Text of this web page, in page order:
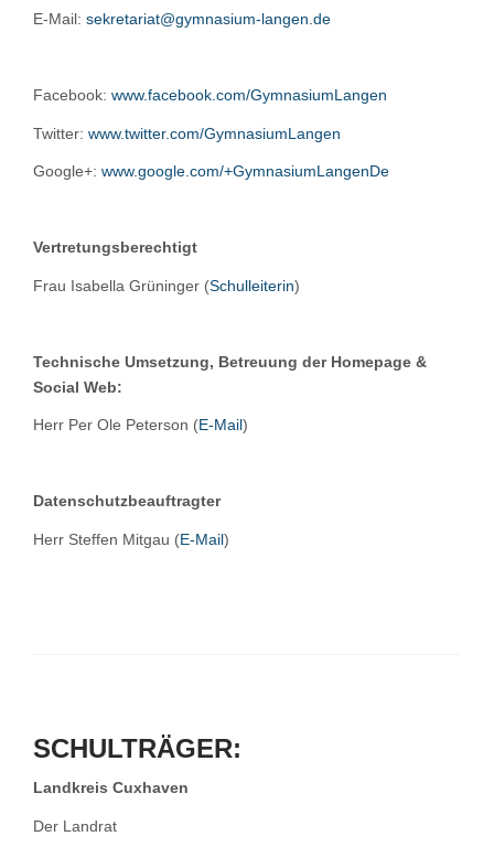
E-Mail: sekretariat@gymnasium-langen.de
Facebook: www.facebook.com/GymnasiumLangen
Twitter: www.twitter.com/GymnasiumLangen
Google+: www.google.com/+GymnasiumLangenDe
Vertretungsberechtigt
Frau Isabella Grüninger (Schulleiterin)
Technische Umsetzung, Betreuung der Homepage &
Social Web:
Herr Per Ole Peterson (E-Mail)
Datenschutzbeauftragter
Herr Steffen Mitgau (E-Mail)
SCHULTRÄGER:
Landkreis Cuxhaven
Der Landrat